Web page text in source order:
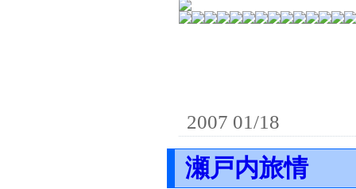
2007 01/18
瀬戸内旅情